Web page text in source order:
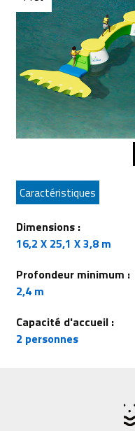
Caractéristiques
Dimensions :
16,2 X 25,1 X 3,8 m
Profondeur minimum :
2,4 m
Capacité d'accueil :
2 personnes